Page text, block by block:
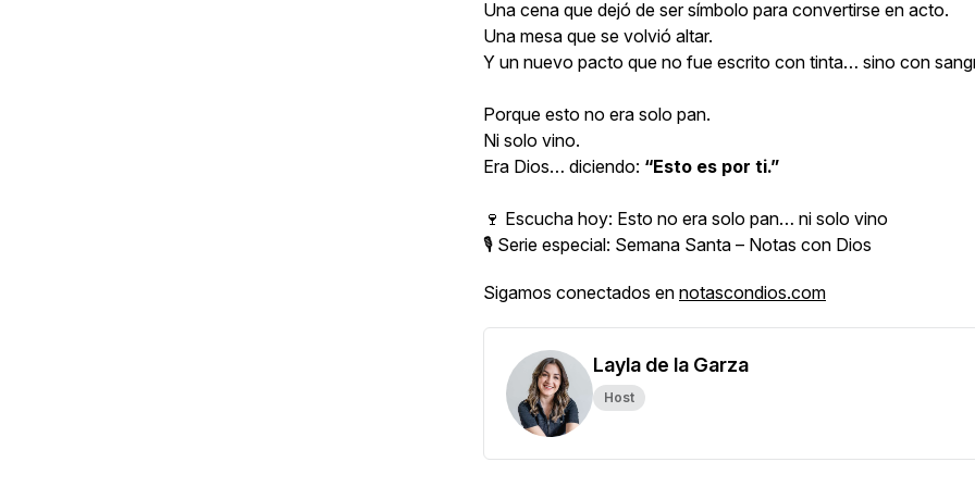
Una cena que dejó de ser símbolo para convertirse en acto.
Una mesa que se volvió altar.
Y un nuevo pacto que no fue escrito con tinta… sino con
Porque esto no era solo pan.
Ni solo vino.
Era Dios… diciendo: “Esto es por ti.”
🍷 Escucha hoy: Esto no era solo pan… ni solo vino
🎙️ Serie especial: Semana Santa – Notas con Dios
Sigamos conectados en notascondios.com
Layla de la Garza
Host